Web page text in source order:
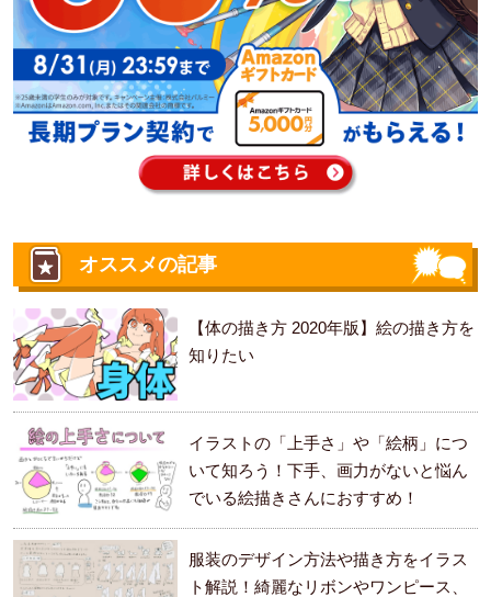
オススメの記事
【体の描き方 2020年版】絵の描き方を
知りたい
イラストの「上手さ」や「絵柄」につ
いて知ろう！下手、画力がないと悩ん
でいる絵描きさんにおすすめ！
服装のデザイン方法や描き方をイラス
ト解説！綺麗なリボンやワンピース、